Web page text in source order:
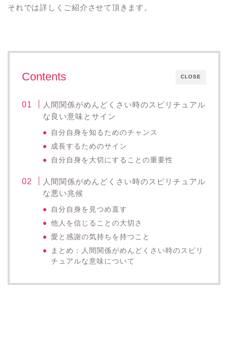
それでは詳しくご紹介させて頂きます。
CLOSE
Contents
人間関係がめんどくさい時のスピリチュアル
な良い意味とサイン
自分自身を知るためのチャンス
成長するためのサイン
自分自身を大切にすることの重要性
人間関係がめんどくさい時のスピリチュアル
な悪い兆候
自分自身を見つめ直す
他人を信じることの大切さ
愛と感謝の気持ちを持つこと
まとめ：人間関係がめんどくさい時のスピリ
チュアルな意味について